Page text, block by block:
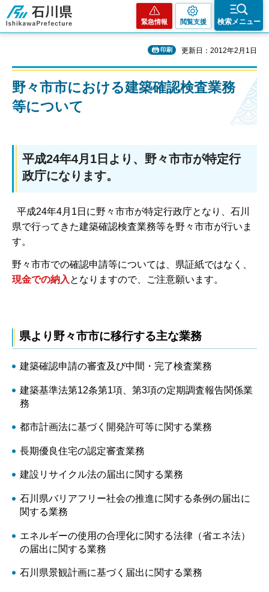
石川県
緊急情報 閲覧支援 検索メニュー
印刷 更新日：2012年2月1日
野々市市における建築確認検査業務
等について
平成24年4月1日より、野々市市が特定行
政庁になります。
平成24年4月1日に野々市市が特定行政庁となり、石川
県で行ってきた建築確認検査業務等を野々市市が行いま
す。
野々市市での確認申請等については、県証紙ではなく、
現金での納入 となりますので、ご注意願います。
県より野々市市に移行する主な業務
建築確認申請の審査及び中間・完了検査業務
建築基準法第12条第1項、第3項の定期調査報告関係業
務
都市計画法に基づく開発許可等に関する業務
長期優良住宅の認定審査業務
建設リサイクル法の届出に関する業務
石川県バリアフリー社会の推進に関する条例の届出に
関する業務
エネルギーの使用の合理化に関する法律（省エネ法）
の届出に関する業務
石川県景観計画に基づく届出に関する業務